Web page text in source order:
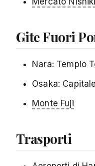
Gite Fuori
Nara: Tempio
Osaka:
Monte Fuji
Trasporti